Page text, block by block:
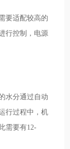
要适配较高的
行控制，电源
水分通过自动
行过程中，机
需要有12-